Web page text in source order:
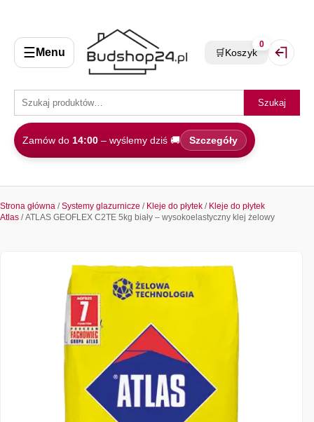
☰ Menu
Szukaj
Zamów do 14:00 – wyślemy dziś 🚚 Szczegóły
🛒Koszyk
0
Strona główna /Systemy glazurnicze / Kleje do płytek / Kleje do płytek
Atlas / ATLAS GEOFLEX C2TE 5kg biały – wysokoelastyczny klej żelowy